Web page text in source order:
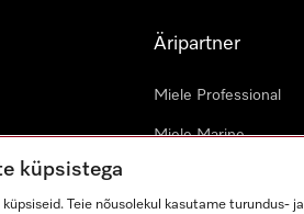
Äripartner
Miele Professional
Miele Marine
küpsistega
Teie nõusolekul kasutame turundus- ja